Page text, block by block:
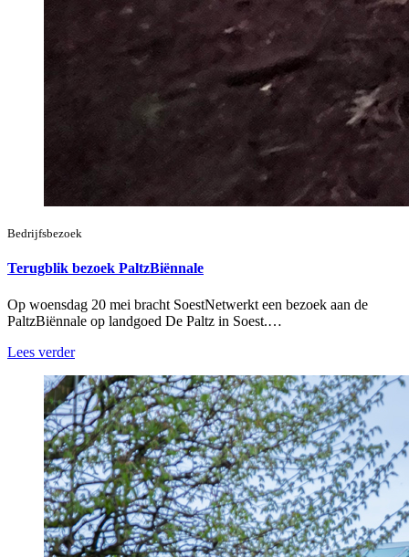
Bedrijfsbezoek
Terugblik bezoek PaltzBiënnale
Op woensdag 20 mei bracht SoestNetwerkt een bezoek aan de
PaltzBiënnale op landgoed De Paltz in Soest.…
Lees verder